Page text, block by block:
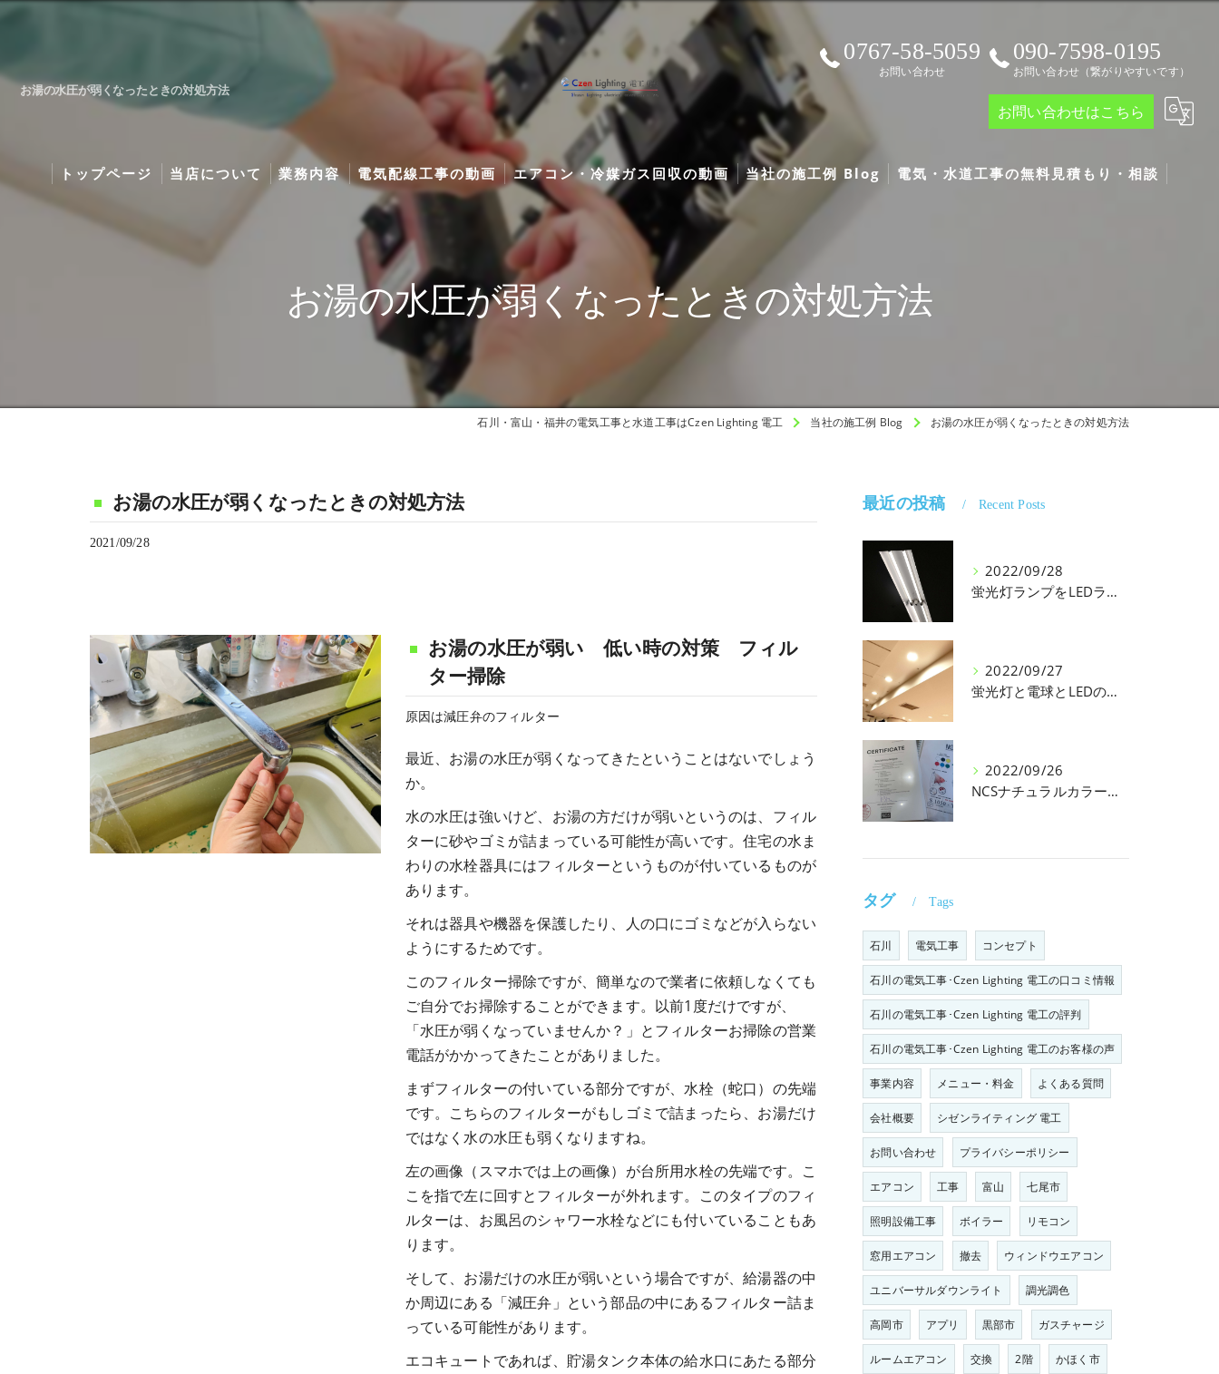
お湯の水圧が弱くなったときの対処方法
0767-58-5059
お問い合わせ
090-7598-0195
お問い合わせ（繋がりやすいです）
お問い合わせはこちら
トップページ 当店について 業務内容
取扱商品・工事料金（施工保証付き）
特価エアコン・エコキュート
施工写真
電気配線工事の動画
灯油ボイラー配管、電気工事、水漏れ修理などの動画
照明プランから施工・工事・オリジナルライティングデザインの動画Vlog
エコキュート部品交換・修理の動画
地デジ・BSアンテナ設置配線工事の動画Vlog
プライベート・県外出張の動画
エアコン・冷媒ガス回収の動画
エアコン工事・修理・分解クリーニングの動画Vlog
当社の施工例 Blog 電気・水道工事の無料見積もり・相談
お湯の水圧が弱くなったときの対処方法
石川・富山・福井の電気工事と水道工事はCzen Lighting 電工 当社の施工例 Blog お湯の水圧が弱くなったときの対処方法
お湯の水圧が弱くなったときの対処方法
2021/09/28
お湯の水圧が弱い 低い時の対策 フィル
ター掃除
原因は減圧弁のフィルター
最近、お湯の水圧が弱くなってきたということはないでしょう
か。
水の水圧は強いけど、お湯の方だけが弱いというのは、フィル
ターに砂やゴミが詰まっている可能性が高いです。住宅の水ま
わりの水栓器具にはフィルターというものが付いているものが
あります。
それは器具や機器を保護したり、人の口にゴミなどが入らない
ようにするためです。
このフィルター掃除ですが、簡単なので業者に依頼しなくても
ご自分でお掃除することができます。以前1度だけですが、
「水圧が弱くなっていませんか？」とフィルターお掃除の営業
電話がかかってきたことがありました。
まずフィルターの付いている部分ですが、水栓（蛇口）の先端
です。こちらのフィルターがもしゴミで詰まったら、お湯だけ
ではなく水の水圧も弱くなりますね。
左の画像（スマホでは上の画像）が台所用水栓の先端です。こ
こを指で左に回すとフィルターが外れます。このタイプのフィ
ルターは、お風呂のシャワー水栓などにも付いていることもあ
ります。
そして、お湯だけの水圧が弱いという場合ですが、給湯器の中
か周辺にある「減圧弁」という部品の中にあるフィルター詰ま
っている可能性があります。
エコキュートであれば、貯湯タンク本体の給水口にあたる部分
最近の投稿 Recent Posts
2022/09/28
蛍光灯ランプをLEDランプに交換・バイパス
2022/09/27
蛍光灯と電球とLEDの光の質の違い
2022/09/26
NCSナチュラルカラーシステム（スウェーデン）
タグ Tags
石川 電気工事 コンセプト
石川の電気工事･Czen Lighting 電工の口コミ情報
石川の電気工事･Czen Lighting 電工の評判
石川の電気工事･Czen Lighting 電工のお客様の声
事業内容 メニュー・料金 よくある質問
会社概要 シゼンライティング 電工
お問い合わせ プライバシーポリシー
エアコン 工事 富山 七尾市
照明設備工事 ボイラー リモコン
窓用エアコン 撤去 ウィンドウエアコン
ユニバーサルダウンライト 調光調色
高岡市 アプリ 黒部市 ガスチャージ
ルームエアコン 交換 2階 かほく市